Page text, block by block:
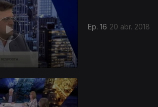
Ep. 16 20 abr. 2018